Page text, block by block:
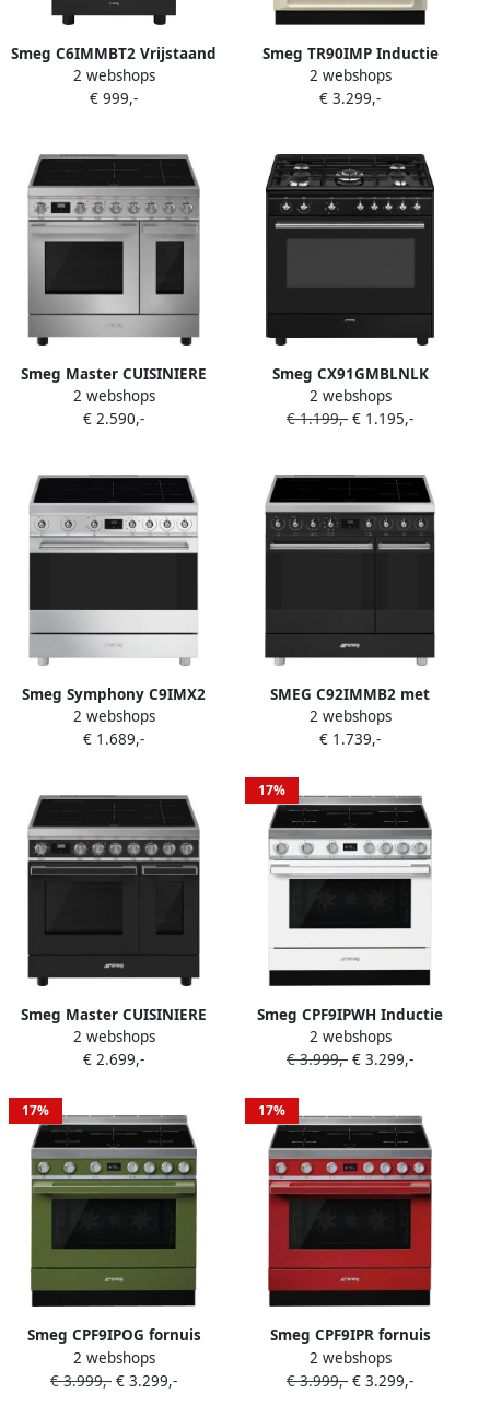
Smeg C6IMMBT2 Vrijstaand
Inductie Fornuis 60 cm 4
Kookzones 70L
A Mat Zwart
2 webshops
€ 999,-
Smeg TR90IMP Inductie
fornuis Wit
2 webshops
€ 3.299,-
Smeg Master CUISINIERE
CPF92IMX Cuisinière Plaque
avec zone à induction Acier
2 webshops
€ 2.590,-
Smeg CX91GMBLNLK
Gasfornuis 90 cm 5
Kookzones Wokbrander 70L
2 webshops
€ 1.199,- € 1.195,-
Smeg Symphony C9IMX2
fornuis Vrijstaand fornuis
Electrisch
2 webshops
€ 1.689,-
SMEG C92IMMB2 met
GRATIS broodrooster
2 webshops
€ 1.739,-
Smeg Master CUISINIERE
CPF92IMA Cuisinière Plaque
avec zone à induction
2 webshops
€ 2.699,-
17%
Smeg CPF9IPWH Inductie
fornuis Wit
2 webshops
€ 3.999,- € 3.299,-
17%
Smeg CPF9IPOG fornuis
Vrijstaand fornuis Olijf Zone
van inductiekookplaat A+
2 webshops
€ 3.999,- € 3.299,-
17%
Smeg CPF9IPR fornuis
Vrijstaand fornuis Rood
Zone van inductiekookplaat
2 webshops
€ 3.999,- € 3.299,-